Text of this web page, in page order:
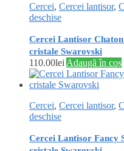
Cercei, Cercei lantisor,
deschise
Cercei Lantisor
cristale Swarovski
110.00lei Adaugă în coș
Cercei, Cercei lantisor,
deschise
Cercei Lantisor Fancy